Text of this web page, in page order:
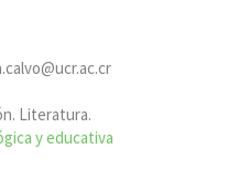
Literatura.
y educativa